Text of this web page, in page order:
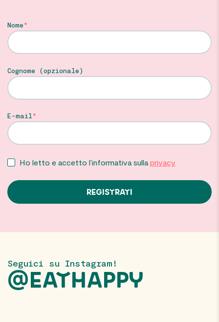
Nome
Cognome (opzionale)
E-mail
Ho letto e accetto l’informativa sulla privacy
Seguici su Instagram!
@EATHAPPY